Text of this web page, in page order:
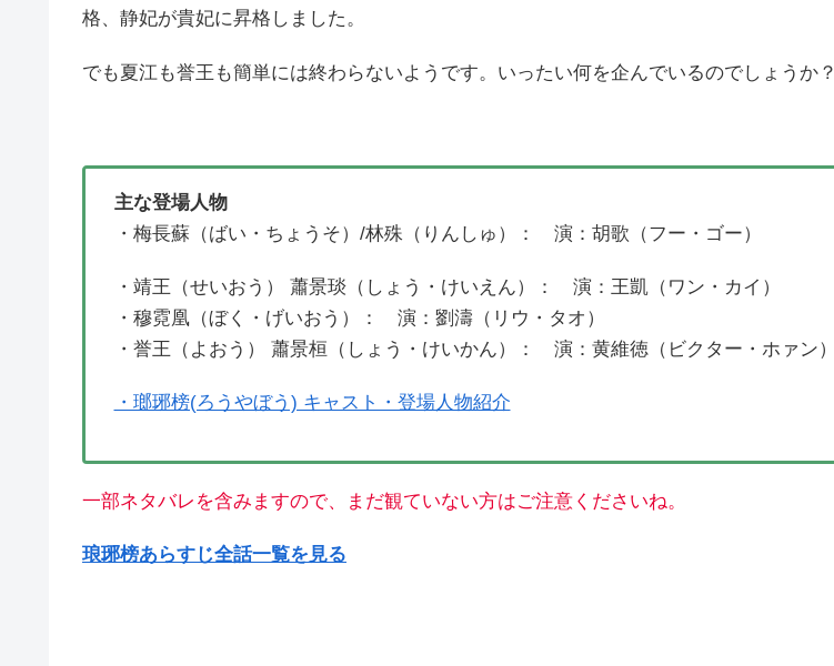
格、静妃が貴妃に昇格しました。
でも夏江も誉王も簡単には終わらないようです。いったい何を企んでいるのでしょうか？
主な登場人物
・梅長蘇（ばい・ちょうそ）/林殊（りんしゅ）： 演：胡歌（フー・ゴー）
・靖王（せいおう） 蕭景琰（しょう・けいえん）： 演：王凱（ワン・カイ）
・穆霓凰（ぼく・げいおう）： 演：劉濤（リウ・タオ）
・誉王（よおう） 蕭景桓（しょう・けいかん）： 演：黄維徳（ビクター・ホァン）
・瑯琊榜(ろうやぼう) キャスト・登場人物紹介
一部ネタバレを含みますので、まだ観ていない方はご注意くださいね。
琅琊榜あらすじ全話一覧を見る